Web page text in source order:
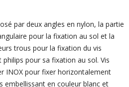
par deux angles en nylon, la partie
pour la fixation au sol et la
trous pour la fixation du vis
pour sa fixation au sol. Vis
INOX pour fixer horizontalement
embellissant en couleur blanc et